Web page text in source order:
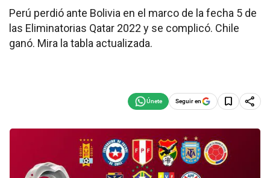
Perú perdió ante Bolivia en el marco de la fecha 5 de
las Eliminatorias Qatar 2022 y se complicó. Chile
ganó. Mira la tabla actualizada.
Seguir en